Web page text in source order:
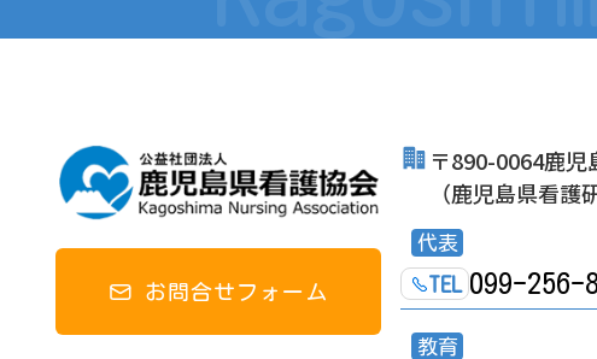
お問合せフォーム
〒890-0064鹿
（鹿児島県看護
代表
TEL 099-256-
教育